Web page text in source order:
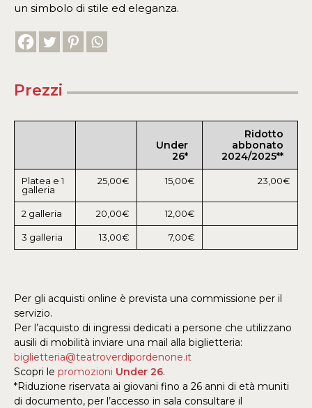
un simbolo di stile ed eleganza.
Prezzi
Under
26*
Ridotto
abbonato
2024/2025**
Platea e 1
galleria
25,00€ 15,00€ 23,00€
2 galleria 20,00€ 12,00€
3 galleria 13,00€ 7,00€
Per gli acquisti online è prevista una commissione per il
servizio.
Per l’acquisto di ingressi dedicati a persone che utilizzano
ausili di mobilità inviare una mail alla biglietteria:
biglietteria@teatroverdipordenone.it
Scopri le promozioni Under 26.
*Riduzione riservata ai giovani fino a 26 anni di età muniti
di documento, per l’accesso in sala consultare il